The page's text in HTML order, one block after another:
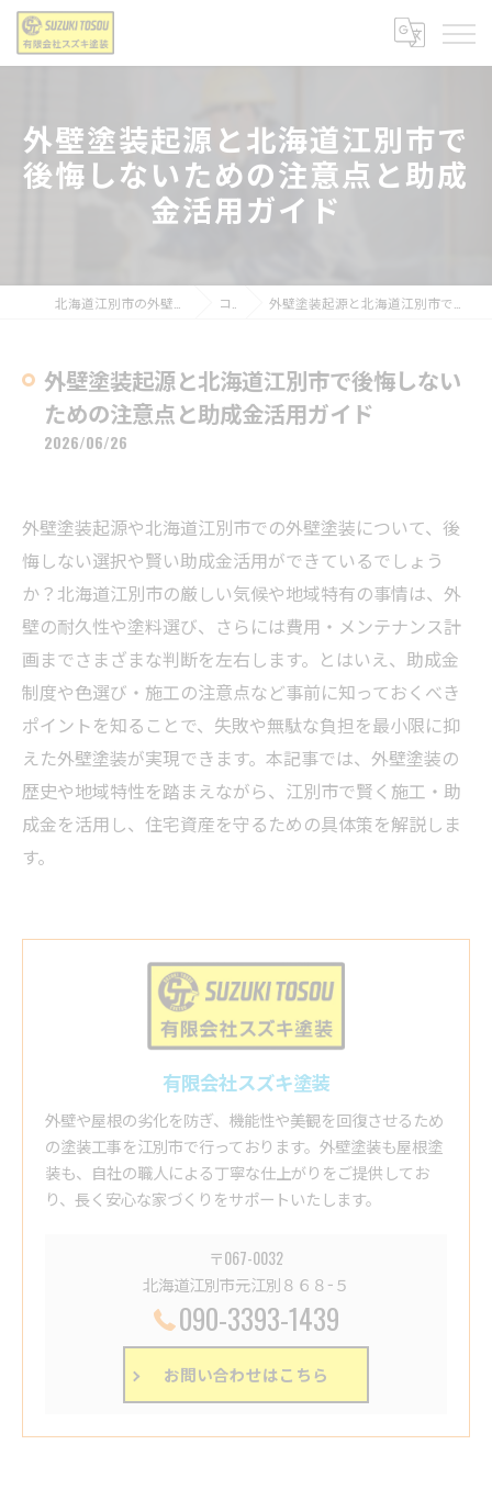
外壁塗装起源と北海道江別市で
後悔しないための注意点と助成
金活用ガイド
コラム 外壁塗装起源と北海道江別市で後悔しないための注意点と助成金活用ガイド
外壁塗装起源と北海道江別市で後悔しない
ための注意点と助成金活用ガイド
2026/06/26
外壁塗装起源や北海道江別市での外壁塗装について、後
悔しない選択や賢い助成金活用ができているでしょう
か？北海道江別市の厳しい気候や地域特有の事情は、外
壁の耐久性や塗料選び、さらには費用・メンテナンス計
画までさまざまな判断を左右します。とはいえ、助成金
制度や色選び・施工の注意点など事前に知っておくべき
ポイントを知ることで、失敗や無駄な負担を最小限に抑
えた外壁塗装が実現できます。本記事では、外壁塗装の
歴史や地域特性を踏まえながら、江別市で賢く施工・助
成金を活用し、住宅資産を守るための具体策を解説しま
す。
有限会社スズキ塗装
外壁や屋根の劣化を防ぎ、機能性や美観を回復させるため
の塗装工事を江別市で行っております。外壁塗装も屋根塗
装も、自社の職人による丁寧な仕上がりをご提供してお
り、長く安心な家づくりをサポートいたします。
〒067-0032
北海道江別市元江別８６８−５
090-3393-1439
お問い合わせはこちら